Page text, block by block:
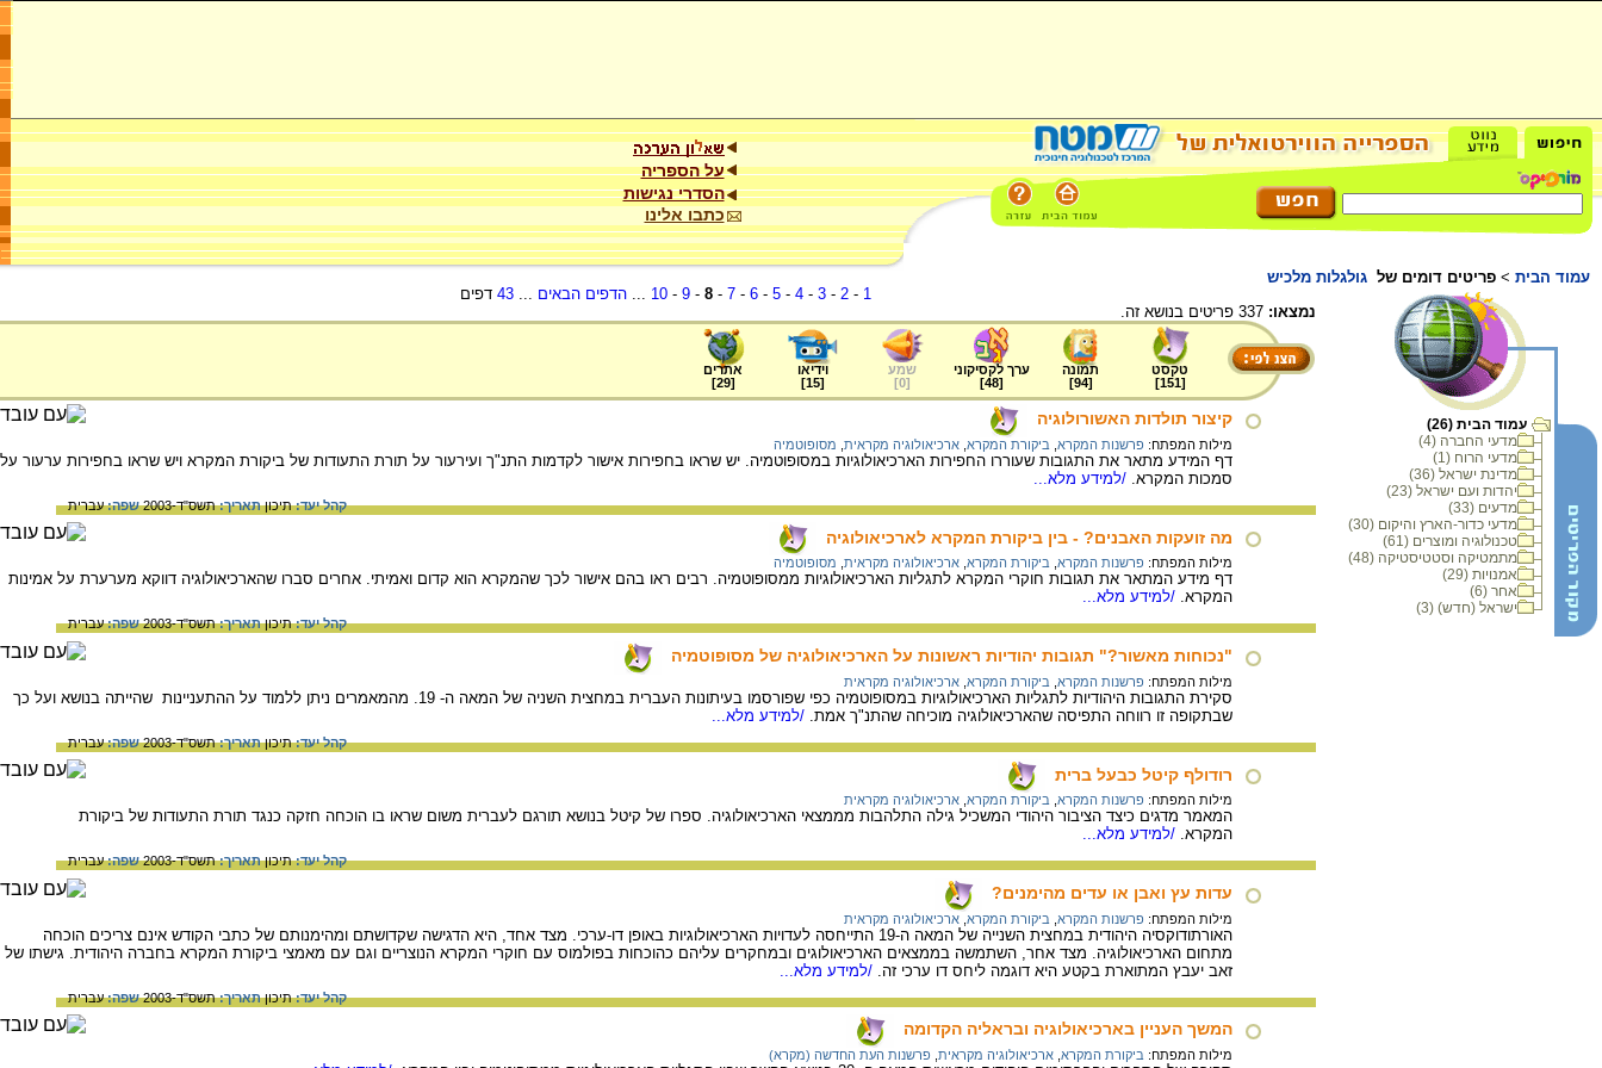
על הספריה
הסדרי נגישות
כתבו אלינו
עמוד הבית > פריטים דומים של גולגלות מלכיש
עמוד הבית (26)
מדעי החברה (4)
מדעי הרוח (1)
מדינת ישראל (36)
יהדות ועם ישראל (23)
מדעים (33)
מדעי כדור-הארץ והיקום (30)
טכנולוגיה ומוצרים (61)
מתמטיקה וסטטיסטיקה (48)
אמנויות (29)
אחר (6)
ישראל (חדש) (3)
1
-
2
-
3
-
4
-
5
-
6
-
7
-
8
-
9
-
10
...הדפים הבאים ...
43 דפים
נמצאו:
טקסט
[
151
]
תמונה
[
94
]
ערך לקסיקוני
[
48
]
שמע
[
0
]
וידיאו
[
15
]
אתרים
[
29
]
קיצור תולדות האשורולוגיה
מילות המפתח: פרשנות המקרא ביקורת המקרא ארכיאולוגיה מקראית מסופוטמיה
דף המידע מתאר את התגובות שעוררו החפירות הארכיאולוגיות במסופוטמיה. יש שראו בחפירות אישור לקדמות התנ"ך ועירעור על תורת התעודות של ביקורת המקרא ויש שראו בחפירות ערעור על
סמכות המקרא. /למידע מלא...
קהל יעד:תיכוןתאריך:תשס"ד-2003 שפה:עברית
מה זועקות האבנים? - בין ביקורת המקרא לארכיאולוגיה
מילות המפתח: פרשנות המקרא ביקורת המקרא ארכיאולוגיה מקראית מסופוטמיה
דף מידע המתאר את תגובות חוקרי המקרא לתגליות הארכיאולוגיות ממסופוטמיה. רבים ראו בהם אישור לכך שהמקרא הוא קדום ואמיתי. אחרים סברו שהארכיאולוגיה דווקא מערערת על אמינות
המקרא. /למידע מלא...
קהל יעד:תיכוןתאריך:תשס"ד-2003 שפה:עברית
"נכוחות מאשור?" תגובות יהודיות ראשונות על הארכיאולוגיה של מסופוטמיה
מילות המפתח: פרשנות המקרא ביקורת המקרא ארכיאולוגיה מקראית
סקירת התגובות היהודיות לתגליות הארכיאולוגיות במסופוטמיה כפי שפורסמו בעיתונות העברית במחצית השניה של המאה ה- 19. מהמאמרים ניתן ללמוד על ההתעניינות שהייתה בנושא ועל כך
שבתקופה זו רווחה התפיסה שהארכיאולוגיה מוכיחה שהתנ"ך אמת. /למידע מלא...
קהל יעד:תיכוןתאריך:תשס"ד-2003 שפה:עברית
רודולף קיטל כבעל ברית
מילות המפתח: פרשנות המקרא ביקורת המקרא ארכיאולוגיה מקראית
המאמר מדגים כיצד הציבור היהודי המשכיל גילה התלהבות מממצאי הארכיאולוגיה. ספרו של קיטל בנושא תורגם לעברית משום שראו בו הוכחה חזקה כנגד תורת התעודות של ביקורת
המקרא. /למידע מלא...
קהל יעד:תיכוןתאריך:תשס"ד-2003 שפה:עברית
עדות עץ ואבן או עדים מהימנים?
מילות המפתח: פרשנות המקרא ביקורת המקרא ארכיאולוגיה מקראית
האורתודוקסיה היהודית במחצית השנייה של המאה ה-19 התייחסה לעדויות הארכיאולוגיות באופן דו-ערכי. מצד אחד, היא הדגישה שקדושתם ומהימנותם של כתבי הקודש אינם צריכים הוכחה
מתחום הארכיאולוגיה. מצד אחר, השתמשה בממצאים הארכיאולוגים ובמחקרים עליהם כהוכחות בפולמוס עם חוקרי המקרא הנוצריים וגם עם מאמצי ביקורת המקרא בחברה היהודית. גישתו של
זאב יעבץ המתוארת בקטע היא דוגמה ליחס דו ערכי זה. /למידע מלא...
קהל יעד:תיכוןתאריך:תשס"ד-2003 שפה:עברית
המשך העניין בארכיאולוגיה ובראליה הקדומה
מילות המפתח: ביקורת המקרא ארכיאולוגיה מקראית פרשנות העת החדשה (מקרא)